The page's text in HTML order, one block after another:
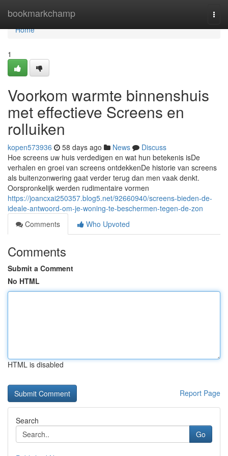
bookmarkchamp
Home
Home
1
Voorkom warmte binnenshuis
met effectieve Screens en
rolluiken
kopen573936 58 days ago News
Discuss
Hoe screens uw huis verdedigen en wat hun betekenis isDe
verhalen en groei van screens ontdekkenDe historie van screens
als buitenzonwering gaat verder terug dan men vaak denkt.
Oorspronkelijk werden rudimentaire vormen
https://joancxai250357.blog5.net/92660940/screens-bieden-de-
ideale-antwoord-om-je-woning-te-beschermen-tegen-de-zon
Comments
Who Upvoted
Comments
Submit a Comment
No HTML
HTML is disabled
Report Page
Search
Go